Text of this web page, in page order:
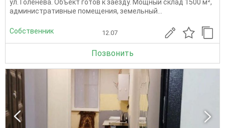
ул. Голенева. Объект готов к заезду. Мощный склад 1500 м²,
административные помещения, земельный...
Собственник 12.07
Позвонить